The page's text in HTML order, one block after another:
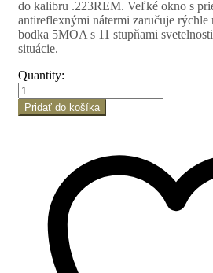
do kalibru .223REM. Veľké okno s
antireflexnými nátermi zaručuje rýchle
bodka 5MOA s 11 stupňami
situácie.
Quantity:
Pridať do košíka